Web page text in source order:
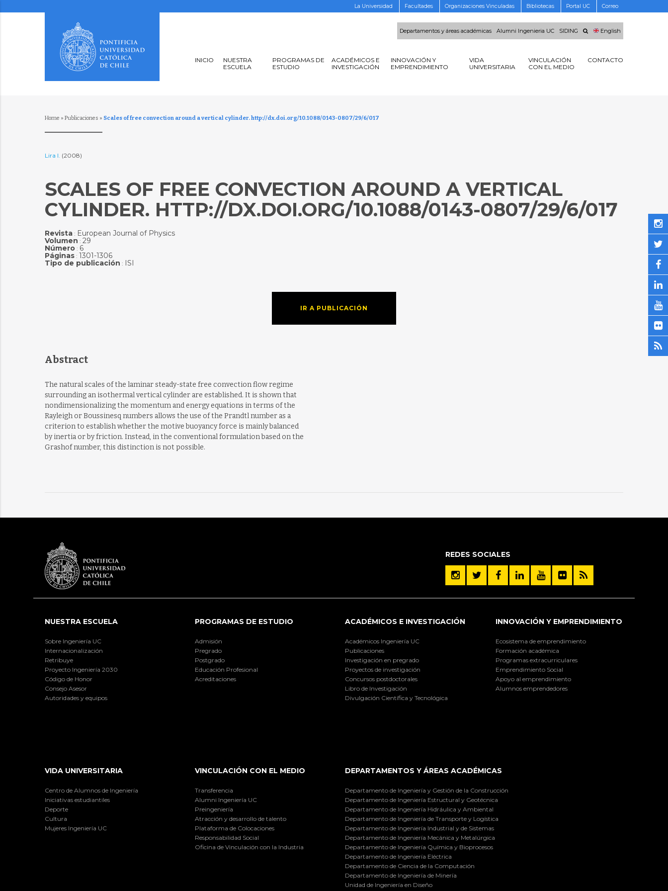
La Universidad Facultades Organizaciones Vinculadas Bibliotecas Portal UC Correo
Departamentos y áreas académicas Alumni Ingenieria UC SIDING English
INICIO
NUESTRA
ESCUELA
PROGRAMAS DE
ESTUDIO
ACADÉMICOS E
INVESTIGACIÓN
INNOVACIÓN Y
EMPRENDIMIENTO
VIDA
UNIVERSITARIA
VINCULACIÓN
CON EL MEDIO
CONTACTO
Home » Publicaciones » Scales of free convection around a vertical cylinder. http://dx.doi.org/10.1088/0143-0807/29/6/017
Lira I. (2008)
SCALES OF FREE CONVECTION AROUND A VERTICAL
CYLINDER. HTTP://DX.DOI.ORG/10.1088/0143-0807/29/6/017
Revista: European Journal of Physics
Volumen : 29
Número: 6
Páginas: 1301-1306
Tipo de publicación : ISI
IR A PUBLICACIÓN
Abstract
The natural scales of the laminar steady-state free convection flow regime
surrounding an isothermal vertical cylinder are established. It is shown that
nondimensionalizing the momentum and energy equations in terms of the
Rayleigh or Boussinesq numbers allows the use of the Prandtl number as a
criterion to establish whether the motive buoyancy force is mainly balanced
by inertia or by friction. Instead, in the conventional formulation based on the
Grashof number, this distinction is not possible.
REDES SOCIALES
NUESTRA ESCUELA
Sobre Ingeniería UC
Internacionalización
Retribuye
Proyecto Ingeniería 2030
Código de Honor
Consejo Asesor
Autoridades y equipos
PROGRAMAS DE ESTUDIO
Admisión
Pregrado
Postgrado
Educación Profesional
Acreditaciones
ACADÉMICOS E INVESTIGACIÓN
Académicos Ingeniería UC
Publicaciones
Investigación en pregrado
Proyectos de investigación
Concursos postdoctorales
Libro de Investigación
Divulgación Científica y Tecnológica
INNOVACIÓN Y EMPRENDIMIENTO
Ecosistema de emprendimiento
Formación académica
Programas extracurriculares
Emprendimiento Social
Apoyo al emprendimiento
Alumnos emprendedores
VIDA UNIVERSITARIA
Centro de Alumnos de Ingeniería
Iniciativas estudiantiles
Deporte
Cultura
Mujeres Ingeniería UC
VINCULACIÓN CON EL MEDIO
Transferencia
Alumni Ingeniería UC
Preingeniería
Atracción y desarrollo de talento
Plataforma de Colocaciones
Responsabilidad Social
Oficina de Vinculación con la Industria
DEPARTAMENTOS Y ÁREAS ACADÉMICAS
Departamento de Ingeniería y Gestión de la Construcción
Departamento de Ingeniería Estructural y Geotécnica
Departamento de Ingeniería Hidráulica y Ambiental
Departamento de Ingeniería de Transporte y Logística
Departamento de Ingeniería Industrial y de Sistemas
Departamento de Ingeniería Mecánica y Metalúrgica
Departamento de Ingeniería Química y Bioprocesos
Departamento de Ingeniería Eléctrica
Departamento de Ciencia de la Computación
Departamento de Ingeniería de Minería
Unidad de Ingeniería en Diseño